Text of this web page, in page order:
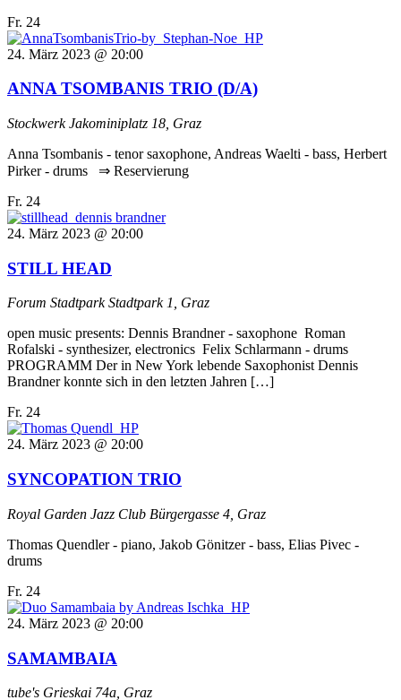
Fr. 24
24. März 2023 @ 20:00
ANNA TSOMBANIS TRIO (D/A)
StockwerkJakominiplatz 18, Graz
Anna Tsombanis - tenor saxophone, Andreas Waelti - bass, Herbert
Pirker - drums ⇒ Reservierung
Fr. 24
24. März 2023 @ 20:00
STILL HEAD
Forum StadtparkStadtpark 1, Graz
open music presents: Dennis Brandner - saxophone Roman
Rofalski - synthesizer, electronics Felix Schlarmann - drums
PROGRAMM Der in New York lebende Saxophonist Dennis
Brandner konnte sich in den letzten Jahren […]
Fr. 24
24. März 2023 @ 20:00
SYNCOPATION TRIO
Royal Garden Jazz Club Bürgergasse 4, Graz
Thomas Quendler - piano, Jakob Gönitzer - bass, Elias Pivec -
drums
Fr. 24
24. März 2023 @ 20:00
SAMAMBAIA
tube's Grieskai 74a, Graz